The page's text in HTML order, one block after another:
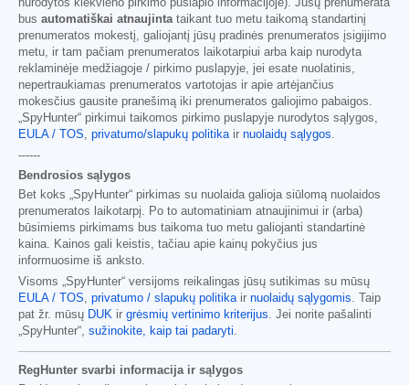
nurodytos kiekvieno pirkimo puslapio informacijoje). Jūsų prenumerata
bus automatiškai atnaujintataikant tuo metu taikomą standartinį
prenumeratos mokestį, galiojantį jūsų pradinės prenumeratos įsigijimo
metu, ir tam pačiam prenumeratos laikotarpiui arba kaip nurodyta
reklaminėje medžiagoje / pirkimo puslapyje, jei esate nuolatinis,
nepertraukiamas prenumeratos vartotojas ir apie artėjančius
mokesčius gausite pranešimą iki prenumeratos galiojimo pabaigos.
„SpyHunter“ pirkimui taikomos pirkimo puslapyje nurodytos sąlygos,
EULA / TOS, privatumo/slapukų politikair nuolaidų sąlygos.
------
Bendrosios sąlygos
Bet koks „SpyHunter“ pirkimas su nuolaida galioja siūlomą nuolaidos
prenumeratos laikotarpį. Po to automatiniam atnaujinimui ir (arba)
būsimiems pirkimams bus taikoma tuo metu galiojanti standartinė
kaina. Kainos gali keistis, tačiau apie kainų pokyčius jus
informuosime iš anksto.
Visoms „SpyHunter“ versijoms reikalingas jūsų sutikimas su mūsų
EULA / TOS, privatumo / slapukų politikair nuolaidų sąlygomis. Taip
pat žr. mūsų DUK ir grėsmių vertinimo kriterijus. Jei norite pašalinti
„SpyHunter“, sužinokite, kaip tai padaryti.
RegHunter svarbi informacija ir sąlygos